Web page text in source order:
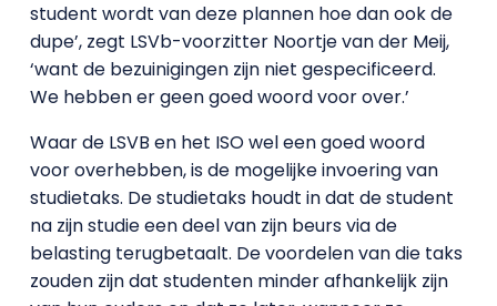
student wordt van deze plannen hoe dan ook de
dupe’, zegt LSVb-voorzitter Noortje van der Meij,
‘want de bezuinigingen zijn niet gespecificeerd.
We hebben er geen goed woord voor over.’
Waar de LSVB en het ISO wel een goed woord
voor overhebben, is de mogelijke invoering van
studietaks. De studietaks houdt in dat de student
na zijn studie een deel van zijn beurs via de
belasting terugbetaalt. De voordelen van die taks
zouden zijn dat studenten minder afhankelijk zijn